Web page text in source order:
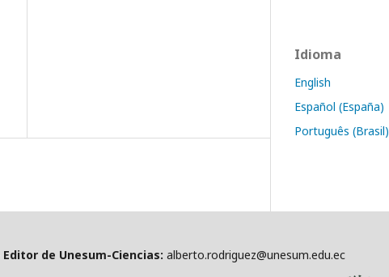
Idioma
English
Español (España)
Português (Brasil)
Editor de Unesum-Ciencias: alberto.rodriguez@unesum.edu.ec